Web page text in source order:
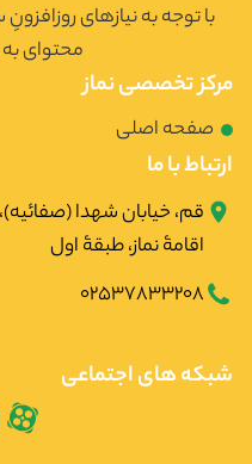
با توجه به نیازهای روزافزونِ
محتوای به
مرکز تخصصی نماز
صفحه اصلی
ارتباط با ما
اقامۀ نماز، طبقۀ اول
02537833208
شبکه های اجتماعی